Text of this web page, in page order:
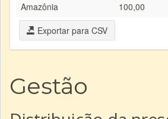
Amazônia
100,00
Exportar para CSV
Gestão